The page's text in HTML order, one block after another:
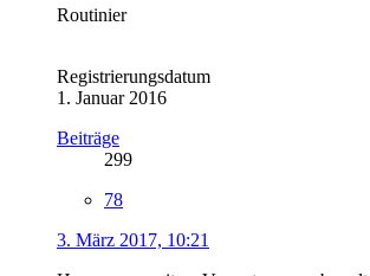
Routinier
Registrierungsdatum
1. Januar 2016
Beiträge
299
78
3. März 2017, 10:21